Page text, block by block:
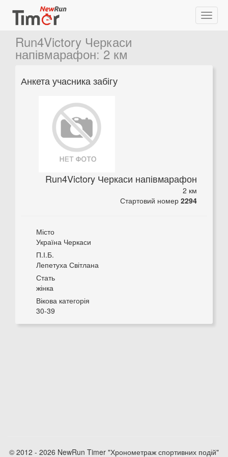
Run4Victory Черкаси
напівмарафон:2 км
Анкета учасника забігу
Run4Victory Черкаси напівмарафон
2 км
Стартовий номер 2294
Місто
Україна Черкаси
П.І.Б.
Лепетуха Світлана
Стать
жінка
Вікова категорія
30-39
© 2012 - 2026 NewRun Timer "Хронометраж спортивних подій"